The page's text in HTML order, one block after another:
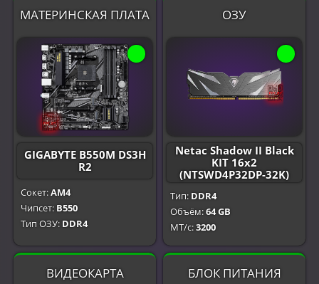
МАТЕРИНСКАЯ ПЛАТА
GIGABYTE B550M DS3H
R2
Сокет:AM4
Чипсет: B550
Тип ОЗУ: DDR4
ОЗУ
Netac Shadow II Black
KIT 16x2
(NTSWD4P32DP-32K)
Тип: DDR4
Объём:64 GB
МТ/с:3200
ВИДЕОКАРТА БЛОК ПИТАНИЯ